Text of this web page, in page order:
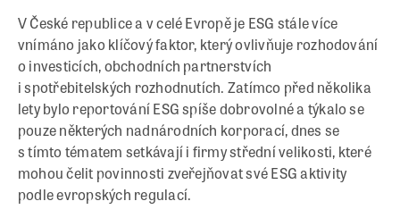
V České republice a v celé Evropě je ESG stále více
vnímáno jako klíčový faktor, který ovlivňuje rozhodování
o investicích, obchodních partnerstvích
i spotřebitelských rozhodnutích. Zatímco před několika
lety bylo reportování ESG spíše dobrovolné a týkalo se
pouze některých nadnárodních korporací, dnes se
s tímto tématem setkávají i firmy střední velikosti, které
mohou čelit povinnosti zveřejňovat své ESG aktivity
podle evropských regulací.